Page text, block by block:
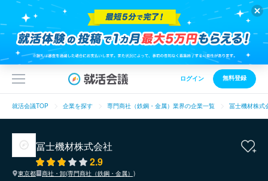
ログイン 無料登録
就活会議TOP 企業を探す 専門商社（鉄鋼・金属）業界の企業一覧 冨士機材株式
冨士機材株式会社
2.9
東京都
商社・卸(専門商社（鉄鋼・金属）)